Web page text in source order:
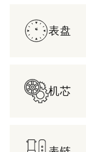
表盘
机芯